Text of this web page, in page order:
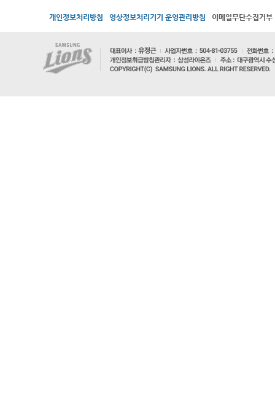
개인정보처리방침 영상정보처리기기 운영관리방침 이메일무단수집거부